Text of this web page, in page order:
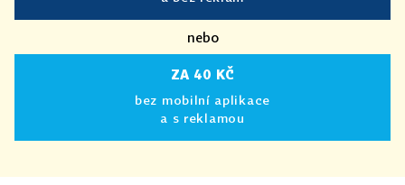
nebo
ZA 40 KČ
bez mobilní aplikace
a s reklamou